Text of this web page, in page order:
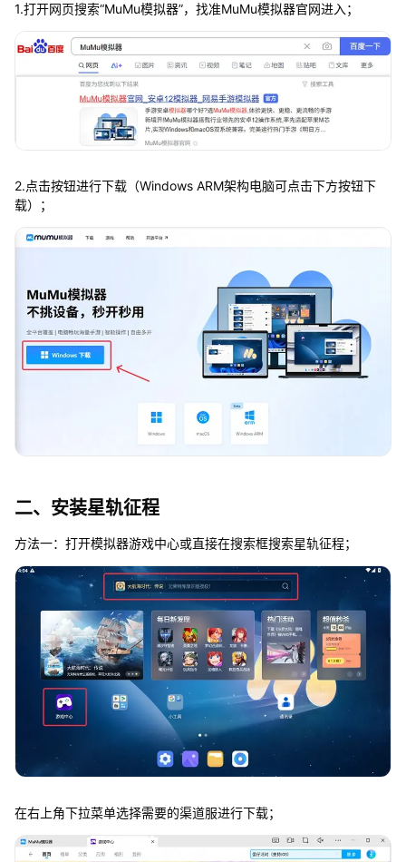
1.打开网页搜索“MuMu模拟器”，找准MuMu模拟器官网进入；
2.点击按钮进行下载（Windows ARM架构电脑可点击下方按钮下
载）；
二、安装星轨征程
方法一：打开模拟器游戏中心或直接在搜索框搜索星轨征程；
在右上角下拉菜单选择需要的渠道服进行下载；